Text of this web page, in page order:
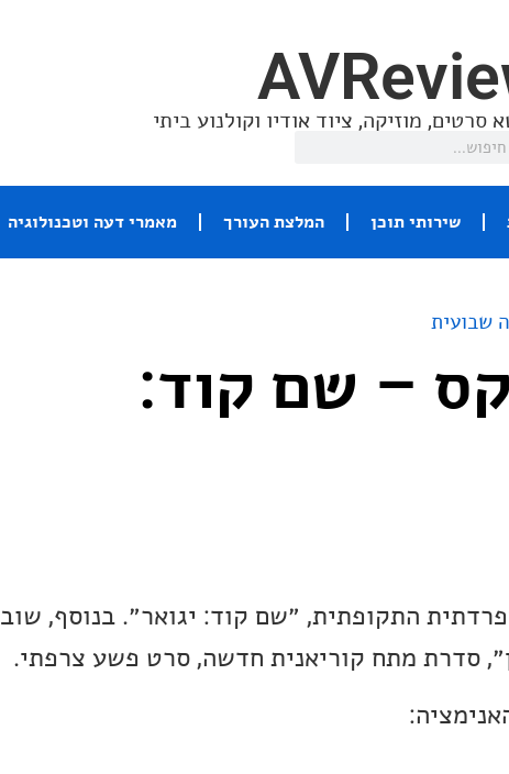
סרטים, מוזיקה, ציוד אודיו וקולנוע ביתי
שירותי תוכן המלצת העורך מאמרי דעה וטכנולוגיה
שבועית
– שם קוד:
התקופתית, ״שם קוד: יגואר״. בנוסף, שוב
סדרת מתח קוריאנית חדשה, סרט פשע צרפתי.